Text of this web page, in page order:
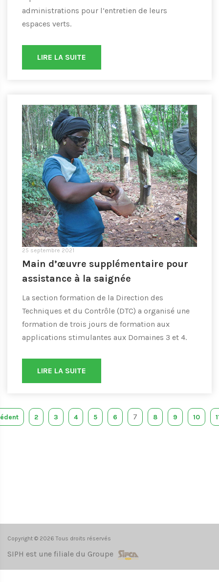
administrations pour l’entretien de leurs
espaces verts.
LIRE LA SUITE
25 septembre 2021
Main d’œuvre supplémentaire pour
assistance à la saignée
La section formation de la Direction des
Techniques et du Contrôle (DTC) a organisé une
formation de trois jours de formation aux
applications stimulantes aux Domaines 3 et 4.
LIRE LA SUITE
2 3 4 5 6 7 8 9 10
Copyright © 2026 Tous droits réservés
SIPH est une filiale du Groupe